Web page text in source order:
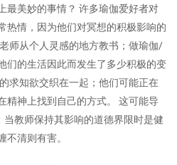
最美妙的事情？ 许多瑜伽爱好者对
热情，因为他们对冥想的积极影响的
师从个人灵感的地方教书；做瑜伽/
们的生活因此而发生了多少积极的变
求知欲交织在一起；他们可能正在
精神上找到自己的方式。 这可能导
当教师保持其影响的道德界限时是健
不清则有害。